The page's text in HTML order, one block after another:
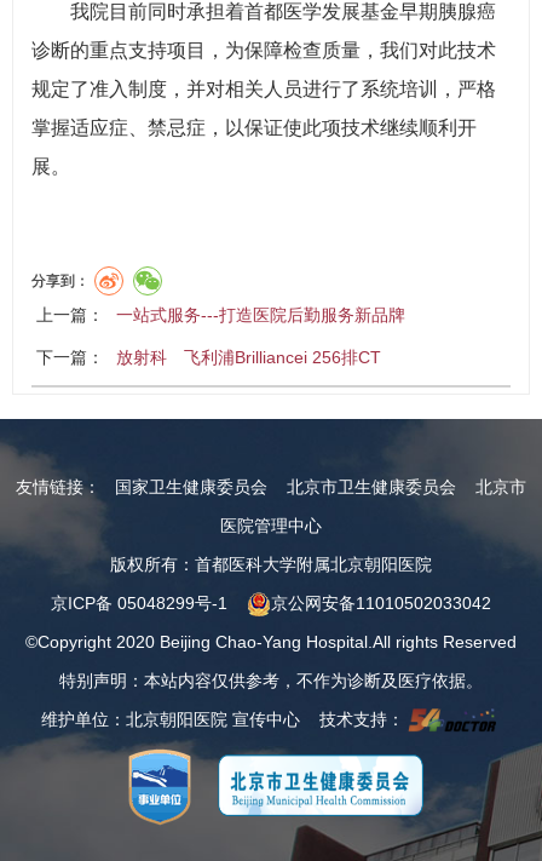
我院目前同时承担着首都医学发展基金早期胰腺癌
诊断的重点支持项目，为保障检查质量，我们对此技术
规定了准入制度，并对相关人员进行了系统培训，严格
掌握适应症、禁忌症，以保证使此项技术继续顺利开
展。
分享到：
上一篇： 一站式服务---打造医院后勤服务新品牌
下一篇： 放射科 飞利浦Brilliancei 256排CT
友情链接： 国家卫生健康委员会 北京市卫生健康委员会
北京市
医院管理中心
版权所有：首都医科大学附属北京朝阳医院
京ICP备 05048299号-1
京公网安备11010502033042
©Copyright 2020 Beijing Chao-Yang Hospital.All rights Reserved
特别声明：本站内容仅供参考，不作为诊断及医疗依据。
维护单位：北京朝阳医院 宣传中心 技术支持：